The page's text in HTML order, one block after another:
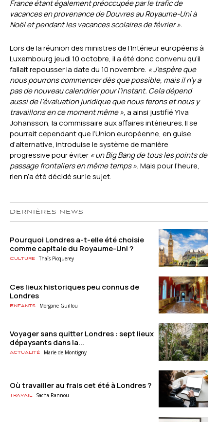
France étant également préoccupée par le trafic de
vacances en provenance de Douvres au Royaume-Uni à
Noël et pendant les vacances scolaires de février ».
Lors de la réunion des ministres de l’Intérieur européens à
Luxembourg jeudi 10 octobre, il a été donc convenu qu’il
fallait repousser la date du 10 novembre. « J’espère que
nous pourrons commencer dès que possible, mais il n’y a
pas de nouveau calendrier pour l’instant. Cela dépend
aussi de l’évaluation juridique que nous ferons et nous y
travaillons en ce moment même »,a ainsi justifié Ylva
Johansson, la commissaire aux affaires intérieures. Il se
pourrait cependant que l’Union européenne, en guise
d’alternative, introduise le système de manière
progressive pour éviter « un Big Bang de tous les points de
passage frontaliers en même temps ».Mais pour l’heure,
rien n’a été décidé sur le sujet.
DERNIÈRES NEWS
Pourquoi Londres a-t-elle été choisie
comme capitale du Royaume-Uni ?
Culture Thaïs Picquerey
Ces lieux historiques peu connus de
Londres
Enfants Morgane Guillou
Voyager sans quitter Londres : sept lieux
dépaysants dans la...
Actualité Marie de Montigny
Où travailler au frais cet été à Londres ?
Travail Sacha Rannou